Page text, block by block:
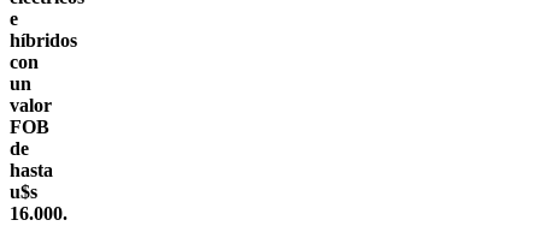
e
híbridos
con
un
valor
FOB
de
hasta
u$s
16.000.